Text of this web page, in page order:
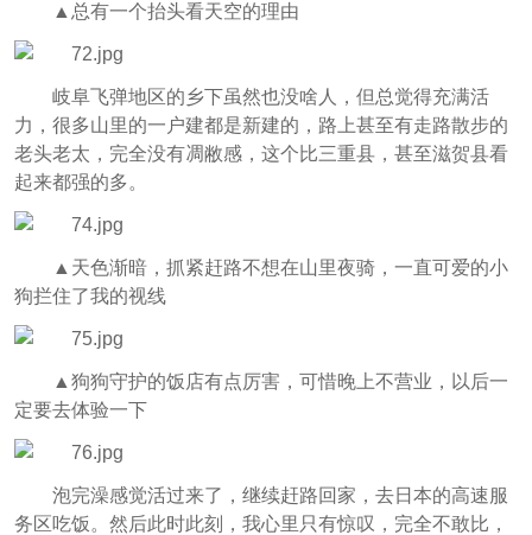
▲总有一个抬头看天空的理由
岐阜飞弹地区的乡下虽然也没啥人，但总觉得充满活
力，很多山里的一户建都是新建的，路上甚至有走路散步的
老头老太，完全没有凋敝感，这个比三重县，甚至滋贺县看
起来都强的多。
▲天色渐暗，抓紧赶路不想在山里夜骑，一直可爱的小
狗拦住了我的视线
▲狗狗守护的饭店有点厉害，可惜晚上不营业，以后一
定要去体验一下
泡完澡感觉活过来了，继续赶路回家，去日本的高速服
务区吃饭。然后此时此刻，我心里只有惊叹，完全不敢比，